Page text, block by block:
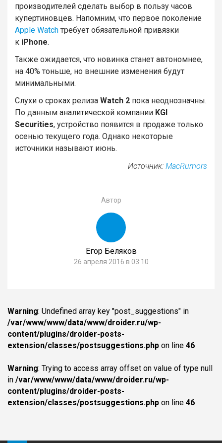
производителей сделать выбор в пользу часов
купертиновцев. Напомним, что первое поколение
Apple Watch требует обязательной привязки
к iPhone.
Также ожидается, что новинка станет автономнее,
на 40% тоньше, но внешние изменения будут
минимальными.
Слухи о сроках релиза Watch 2 пока неоднозначны.
По данным аналитической компании KGI
Securities, устройство появится в продаже только
осенью текущего года. Однако некоторые
источники называют июнь.
Источник: MacRumors
Автор
Егор Беляков
26 апреля 2016 в 03:10
Warning: Undefined array key "post_suggestions" in
/var/www/www/data/www/droider.ru/wp-
content/plugins/droider-posts-
extension/classes/postsuggestions.php on line 46
Warning: Trying to access array offset on value of type null
in /var/www/www/data/www/droider.ru/wp-
content/plugins/droider-posts-
extension/classes/postsuggestions.php on line 46